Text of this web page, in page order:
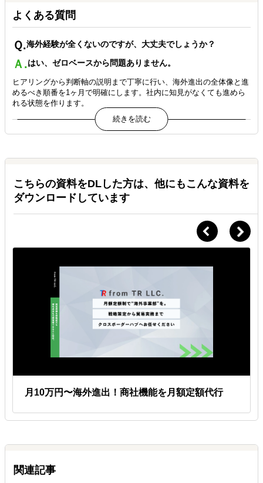
よくある質問
Ｑ.海外経験が全くないのですが、大丈夫でしょうか？
Ａ.はい、ゼロベースから問題ありません。
ヒアリングから判断軸の説明まで丁寧に行い、海外進出の全体像と進
めるべき順番を1ヶ月で明確にします。社内に知見がなくても進めら
れる状態を作ります。
Ｑ.自社に海外対応できる人材がいなくても依頼できますか？
Ａ.
ません。必要な知識整理や前提条件の可視化を弊社側で補完し、判断
できる状態を整えます。
計画策定だけでなく、その後の実行支援も依頼できますか？
Ａ.はい、計画から実行まで一気通貫で支援可能です。
訳・輸出実務まで同じチームが継続支援できます。計画策定利用企業
は初期費用が無料になります。
こちらの資料をDLした方は、他にもこんな資料を
ダウンロードしています
月10万円〜海外進出！商社機能を月額定額代行
関連記事